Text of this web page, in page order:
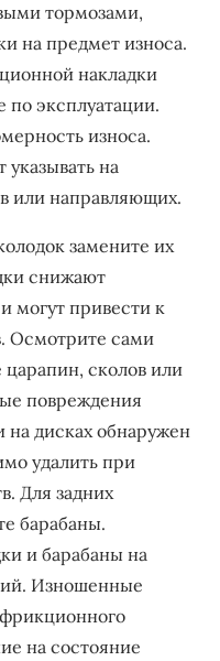
тормозами,
на предмет износа.
накладки
по эксплуатации.
износа.
на
или направляющих.
замените их
снижают
могут привести к
Осмотрите сами
сколов или
повреждения
на дисках обнаружен
удалить при
Для задних
барабаны.
и барабаны на
Изношенные
на состояние